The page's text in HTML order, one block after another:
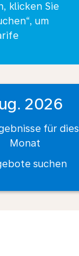
klicken Sie
um
2026
für
Monat
suchen